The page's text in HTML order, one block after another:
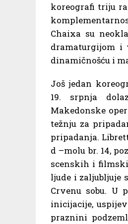
koreografi triju
Chaixa su
dramaturgijom i
dinamičnošću i
Još jedan
19. srpnja
Makedonske
težnju za
pripadanja.
d –molu br. 14,
scenskih i
ljude i zaljubljuje
Crvenu sobu. U
inicijacije,
praznini